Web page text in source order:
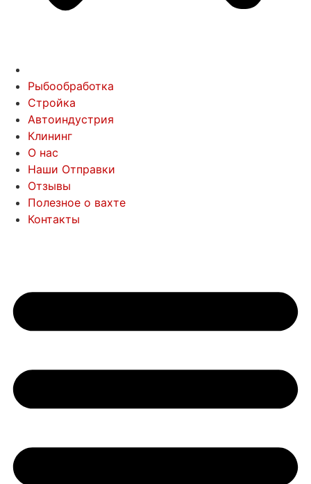
Рыбообработка
Стройка
Автоиндустрия
Клининг
О нас
Наши Отправки
Отзывы
Полезное о вахте
Контакты